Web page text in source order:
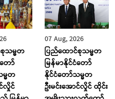
သမ္မတ
ော်
မတ
လှိုင်
07 Aug, 2026
ပြည်ထောင်စုသမ္မတ
မြန်မာနိုင်ငံတော်
နိုင်ငံတော်သမ္မတ
ဦးမင်းအောင်လှိုင် ထိုင်း